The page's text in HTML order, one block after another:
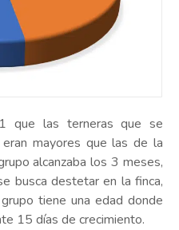
que las terneras que se
mayores que las de la
alcanzaba los 3 meses,
busca destetar en la finca,
tiene una edad donde
15 días de crecimiento.